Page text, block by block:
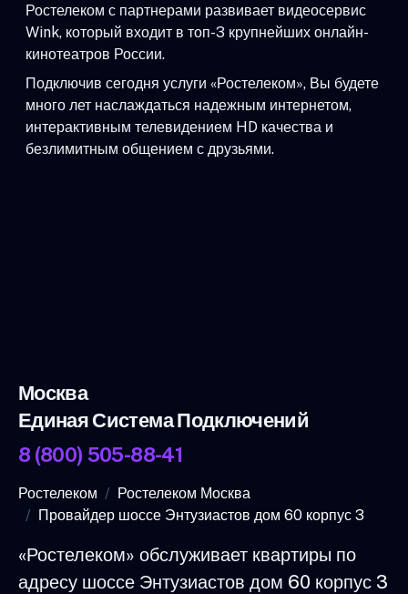
Ростелеком с партнерами развивает видеосервис
Wink, который входит в топ-3 крупнейших онлайн-
кинотеатров России.
Подключив сегодня услуги «Ростелеком», Вы будете
много лет наслаждаться надежным интернетом,
интерактивным телевидением HD качества и
безлимитным общением с друзьями.
Москва
Единая Система Подключений
8 (800) 505-88-41
Ростелеком
Ростелеком Москва
Провайдер шоссе Энтузиастов дом 60 корпус 3
«Ростелеком» обслуживает квартиры по
адресу шоссе Энтузиастов дом 60 корпус 3